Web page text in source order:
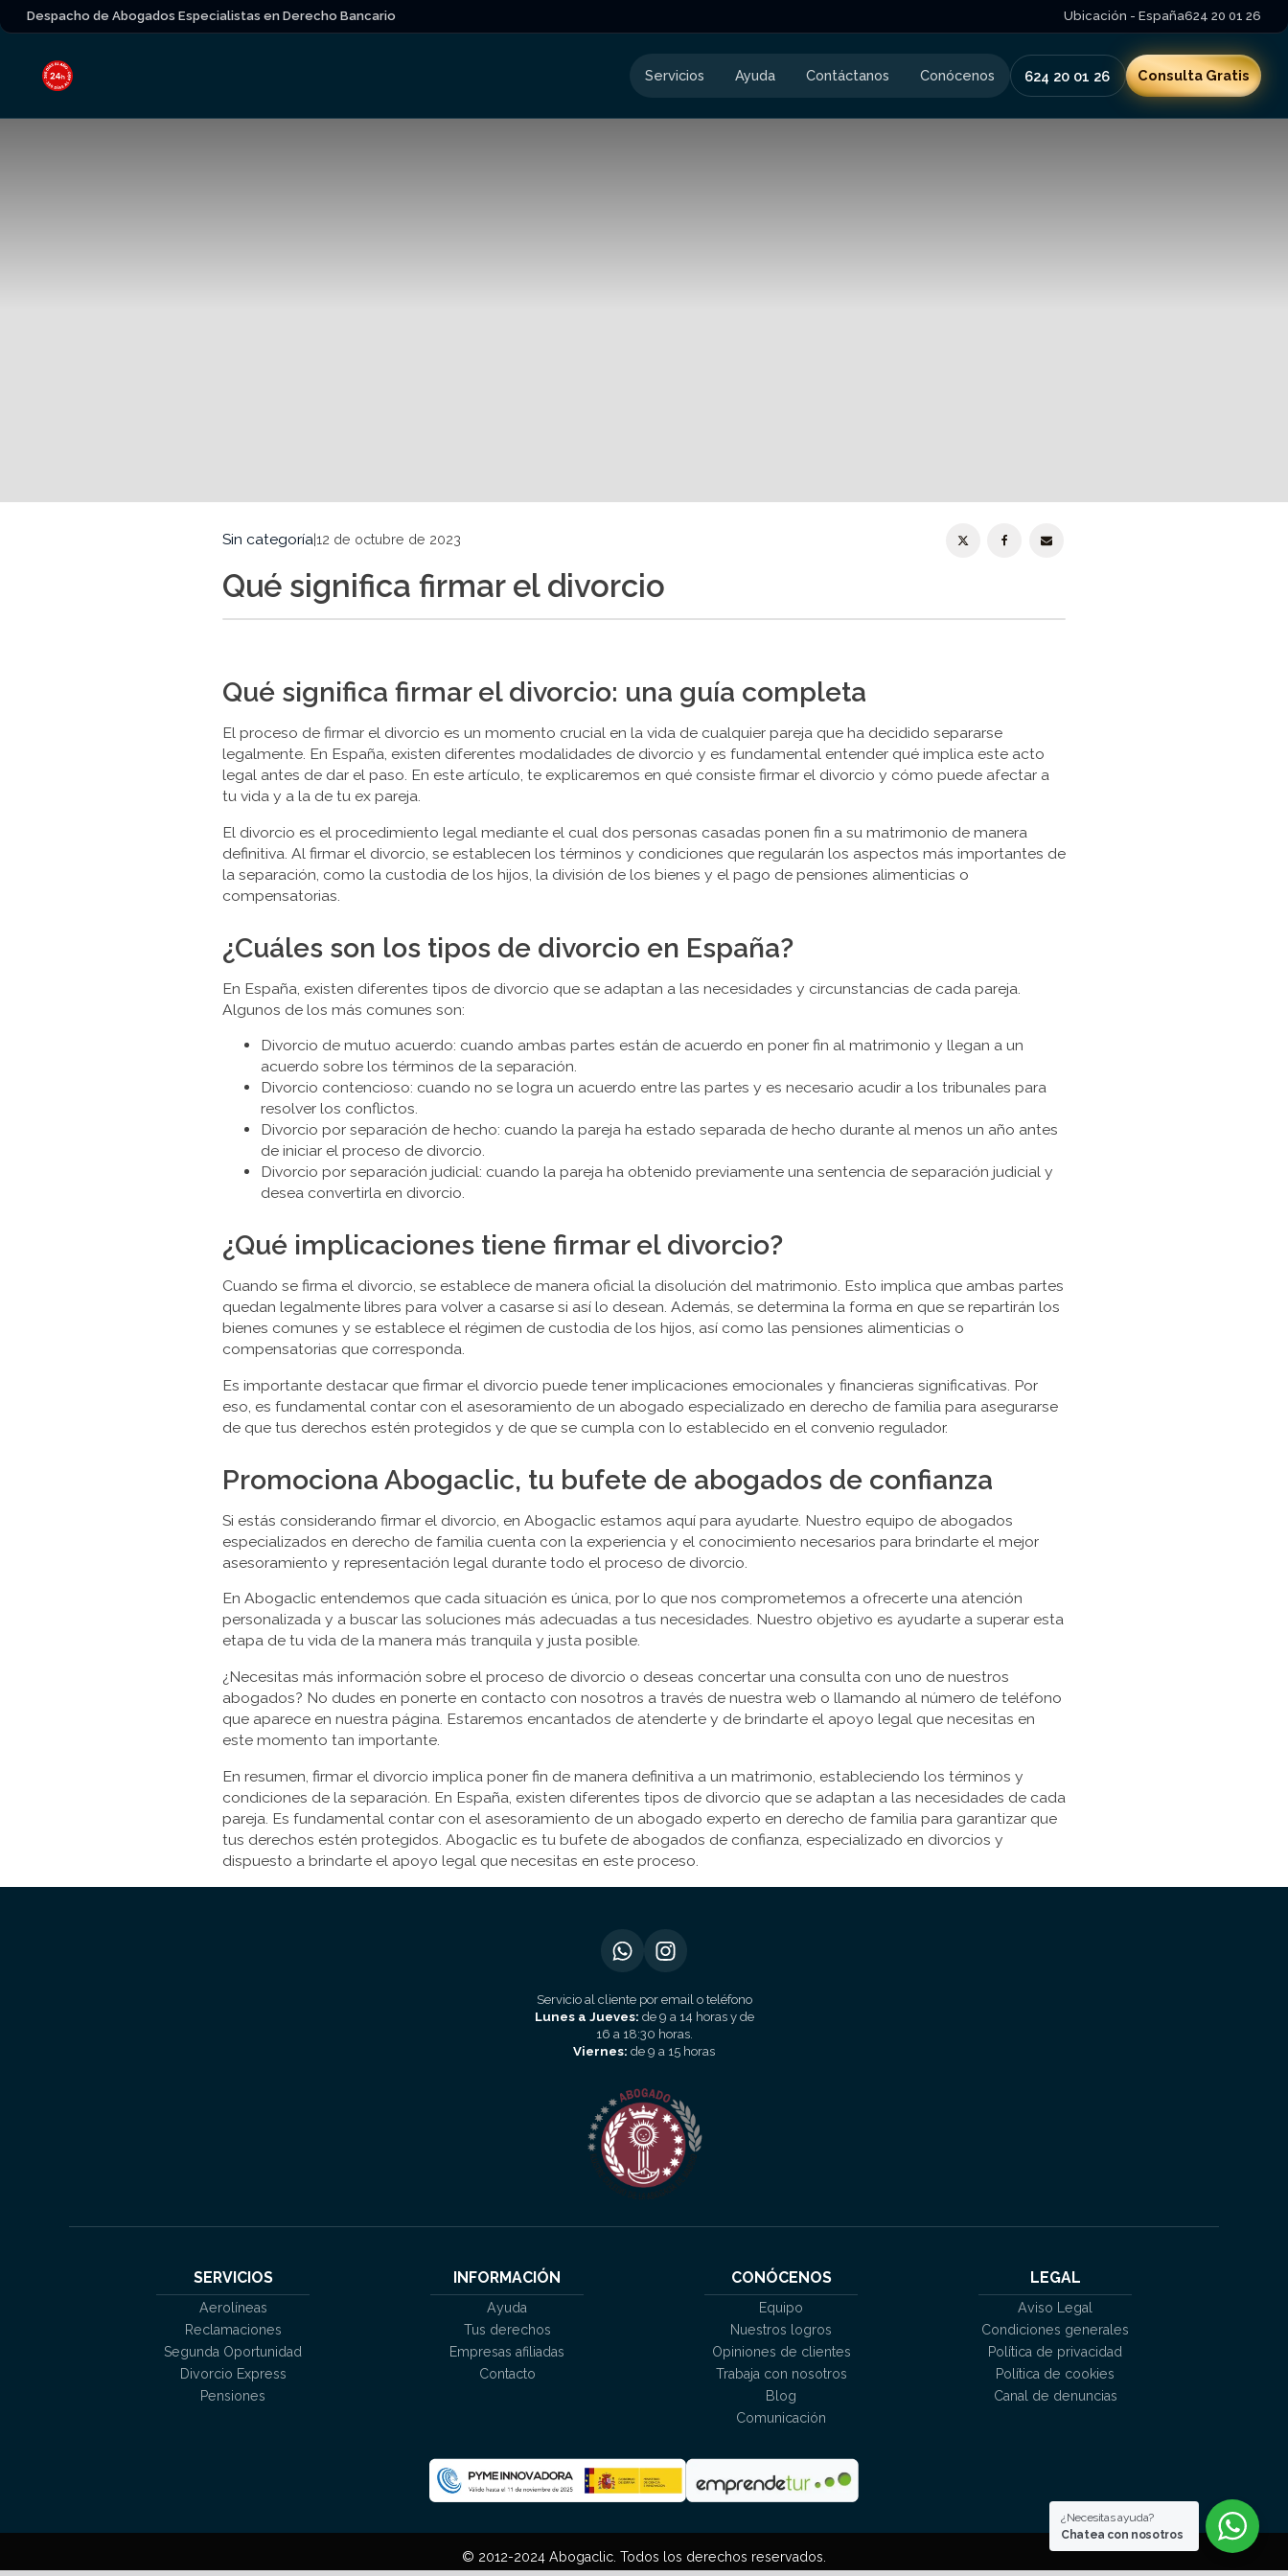
Despacho de Abogados Especialistas en Derecho Bancario Ubicación - España624 20 01 26
Servicios Ayuda Contáctanos Conócenos 624 20 01 26 Consulta Gratis
Sin categoría12 de octubre de 2023
Qué significa firmar el divorcio
Qué significa firmar el divorcio: una guía completa
El proceso de firmar el divorcio es un momento crucial en la vida de cualquier pareja que ha decidido separarse
legalmente. En España, existen diferentes modalidades de divorcio y es fundamental entender qué implica este acto
legal antes de dar el paso. En este artículo, te explicaremos en qué consiste firmar el divorcio y cómo puede afectar a
tu vida y a la de tu ex pareja.
El divorcio es el procedimiento legal mediante el cual dos personas casadas ponen fin a su matrimonio de manera
definitiva. Al firmar el divorcio, se establecen los términos y condiciones que regularán los aspectos más importantes de
la separación, como la custodia de los hijos, la división de los bienes y el pago de pensiones alimenticias o
compensatorias.
¿Cuáles son los tipos de divorcio en España?
En España, existen diferentes tipos de divorcio que se adaptan a las necesidades y circunstancias de cada pareja.
Algunos de los más comunes son:
Divorcio de mutuo acuerdo: cuando ambas partes están de acuerdo en poner fin al matrimonio y llegan a un
acuerdo sobre los términos de la separación.
Divorcio contencioso: cuando no se logra un acuerdo entre las partes y es necesario acudir a los tribunales para
resolver los conflictos.
Divorcio por separación de hecho: cuando la pareja ha estado separada de hecho durante al menos un año antes
de iniciar el proceso de divorcio.
Divorcio por separación judicial: cuando la pareja ha obtenido previamente una sentencia de separación judicial y
desea convertirla en divorcio.
¿Qué implicaciones tiene firmar el divorcio?
Cuando se firma el divorcio, se establece de manera oficial la disolución del matrimonio. Esto implica que ambas partes
quedan legalmente libres para volver a casarse si así lo desean. Además, se determina la forma en que se repartirán los
bienes comunes y se establece el régimen de custodia de los hijos, así como las pensiones alimenticias o
compensatorias que corresponda.
Es importante destacar que firmar el divorcio puede tener implicaciones emocionales y financieras significativas. Por
eso, es fundamental contar con el asesoramiento de un abogado especializado en derecho de familia para asegurarse
de que tus derechos estén protegidos y de que se cumpla con lo establecido en el convenio regulador.
Promociona Abogaclic, tu bufete de abogados de confianza
Si estás considerando firmar el divorcio, en Abogaclic estamos aquí para ayudarte. Nuestro equipo de abogados
especializados en derecho de familia cuenta con la experiencia y el conocimiento necesarios para brindarte el mejor
asesoramiento y representación legal durante todo el proceso de divorcio.
En Abogaclic entendemos que cada situación es única, por lo que nos comprometemos a ofrecerte una atención
personalizada y a buscar las soluciones más adecuadas a tus necesidades. Nuestro objetivo es ayudarte a superar esta
etapa de tu vida de la manera más tranquila y justa posible.
¿Necesitas más información sobre el proceso de divorcio o deseas concertar una consulta con uno de nuestros
abogados? No dudes en ponerte en contacto con nosotros a través de nuestra web o llamando al número de teléfono
que aparece en nuestra página. Estaremos encantados de atenderte y de brindarte el apoyo legal que necesitas en
este momento tan importante.
En resumen, firmar el divorcio implica poner fin de manera definitiva a un matrimonio, estableciendo los términos y
condiciones de la separación. En España, existen diferentes tipos de divorcio que se adaptan a las necesidades de cada
pareja. Es fundamental contar con el asesoramiento de un abogado experto en derecho de familia para garantizar que
tus derechos estén protegidos. Abogaclic es tu bufete de abogados de confianza, especializado en divorcios y
dispuesto a brindarte el apoyo legal que necesitas en este proceso.
Servicio al cliente por email o teléfono
Lunes a Jueves: de 9 a 14 horas y de
16 a 18:30 horas.
Viernes: de 9 a 15 horas
SERVICIOS
Aerolíneas
Reclamaciones
Segunda Oportunidad
Divorcio Express
Pensiones
INFORMACIÓN
Ayuda
Tus derechos
Empresas afiliadas
Contacto
CONÓCENOS
Equipo
Nuestros logros
Opiniones de clientes
Trabaja con nosotros
Blog
Comunicación
LEGAL
Aviso Legal
Condiciones generales
Política de privacidad
Política de cookies
Canal de denuncias
© 2012-2024 Abogaclic. Todos los derechos reservados.
¿Necesitas ayuda?
Chatea con nosotros